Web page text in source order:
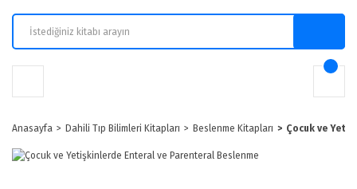
Anasayfa Dahili Tıp Bilimleri Kitapları Beslenme Kitapları Çocuk ve